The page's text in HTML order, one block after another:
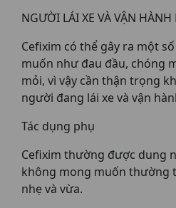
NGƯỜI LÁI XE VÀ VẬN HÀNH
Cefixim có thể gây ra một
muốn như đau đầu, chóng
mỏi, vì vậy cần thận trọng
người đang lái xe và vận
Tác dụng phụ
Cefixim thường được dung
không mong muốn thường
nhẹ và vừa.